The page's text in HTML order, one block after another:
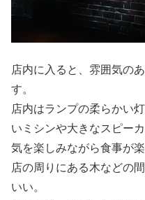
店内に入ると、雰囲気の
す。
店内はランプの柔らかい
いミシンや大きなスピー
気を楽しみながら食事が楽
店の周りにある木などの
いい。